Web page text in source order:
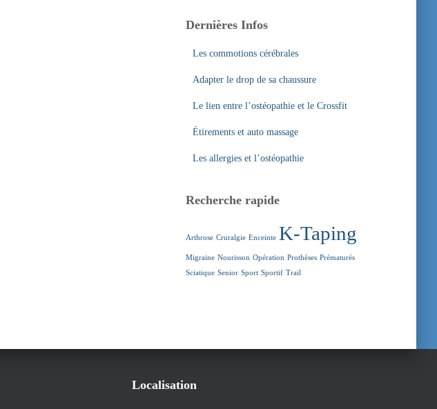
Dernières Infos
Les commotions cérébrales
Adapter le drop de sa chaussure
Le lien entre l’ostéopathie et le Crossfit
Étirements et auto massage
Les allergies et l’ostéopathie
Recherche rapide
Arthrose Cruralgie Enceinte K-Taping
Migraine Nourisson Opération Prothèses Prématurés
Sciatique Senior Sport Sportif Trail
Localisation